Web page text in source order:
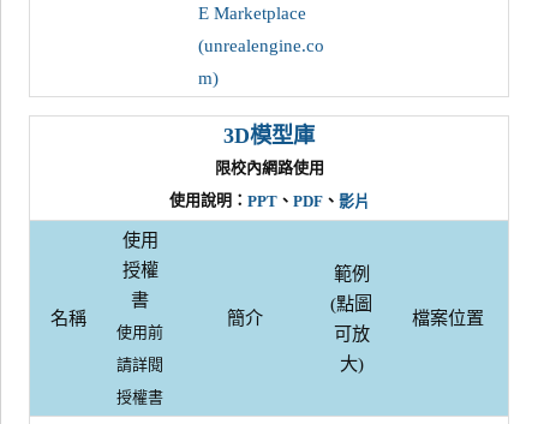
E Marketplace
(unrealengine.co
m)
3D模型庫
限校內網路使用
使用說明： PPT、 PDF、 影片
名稱
使用
授權
書
使用前
請詳閱
授權書
簡介
範例
(點圖
可放
大)
檔案位置